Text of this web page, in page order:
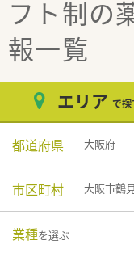
フト制の
報一覧
エリア で
都道府県 大阪府
市区町村 大阪市鶴
業種を選ぶ